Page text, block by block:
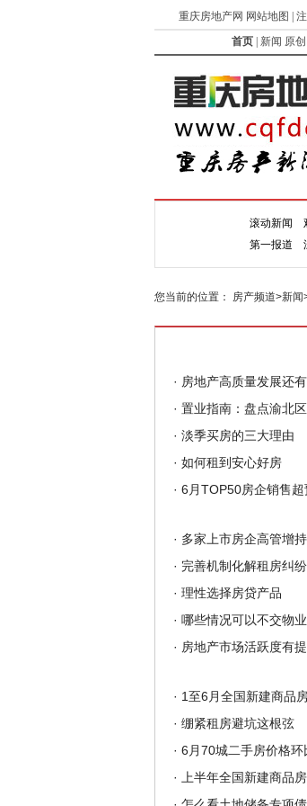
重庆房地产网 网站地图 |
首页
新闻 原创
滚动新闻
第一报道
您当前的位置： 房产频道>新闻
· 房地产高质量发展还
· 置业指南：盘点渝北
· 淡季买房的三大理由
· 如何租到安心好房
· 6月TOP50房企销售
· 多家上市房企高管增
· 完善机制化解租房纠纷
· 理性选择房贷产品
· 哪些情况可以不交物
· 房地产市场活跃度有
· 1至6月全国新建商品
· 绷紧租房避坑这根弦
· 6月70城二手房价格
·
上半年全国新建商品